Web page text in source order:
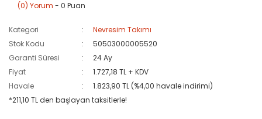
(0) Yorum - 0 Puan
Kategori
Nevresim Takımı
Stok Kodu
50503000005520
Garanti Süresi
24 Ay
Fiyat
1.727,18 TL + KDV
Havale
1.823,90 TL (%4,00 havale indirimi)
*211,10 TL den başlayan taksitlerle!